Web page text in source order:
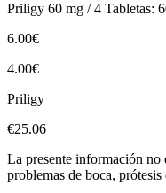
Priligy 60 mg / 4 Tabletas:
6.00€
4.00€
Priligy
€25.06
La presente información no
problemas de boca,